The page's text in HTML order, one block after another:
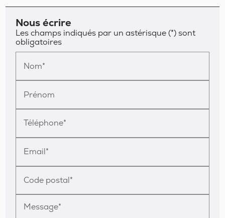
Nous écrire
Les champs indiqués par un astérisque (*) sont
obligatoires
Nom*
Prénom
Téléphone*
Email*
Code postal*
Message*